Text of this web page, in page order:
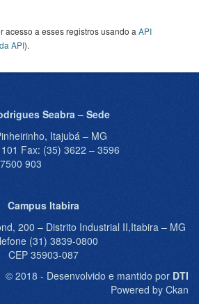
acesso a esses registros usando a API
API).
Seabra – Sede
Itajubá – MG
Fax: (35) 3622 – 3596
903
Campus Itabira
200 – Distrito Industrial II,Itabira – MG
(31) 3839-0800
CEP 35903-087
© 2018 - Desenvolvido e mantido por DTI
Powered by Ckan